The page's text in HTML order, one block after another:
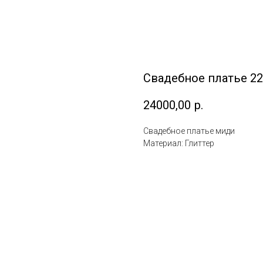
Свадебное платье
24000,00 р.
Свадебное платье миди
Материал: Глиттер